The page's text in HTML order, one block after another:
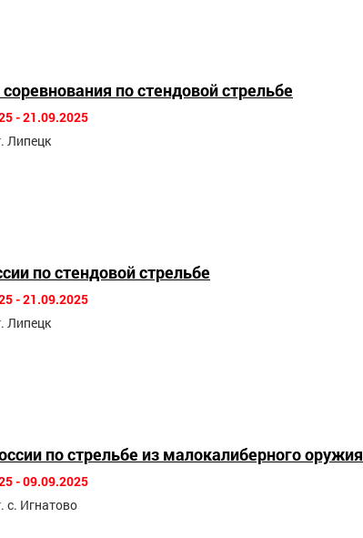
по стендовой стрельбе
- 21.09.2025
Липецк
по стендовой стрельбе
- 21.09.2025
Липецк
по стрельбе из малокалиберного оружия
- 09.09.2025
с. Игнатово